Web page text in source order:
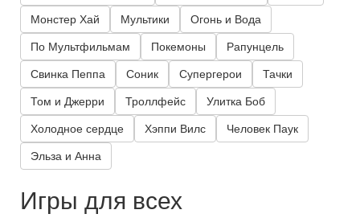
Монстер Хай Мультики Огонь и Вода
По Мультфильмам Покемоны Рапунцель
Свинка Пеппа Соник Супергерои Тачки
Том и Джерри Троллфейс Улитка Боб
Холодное сердце Хэппи Вилс Человек Паук
Эльза и Анна
Игры для всех